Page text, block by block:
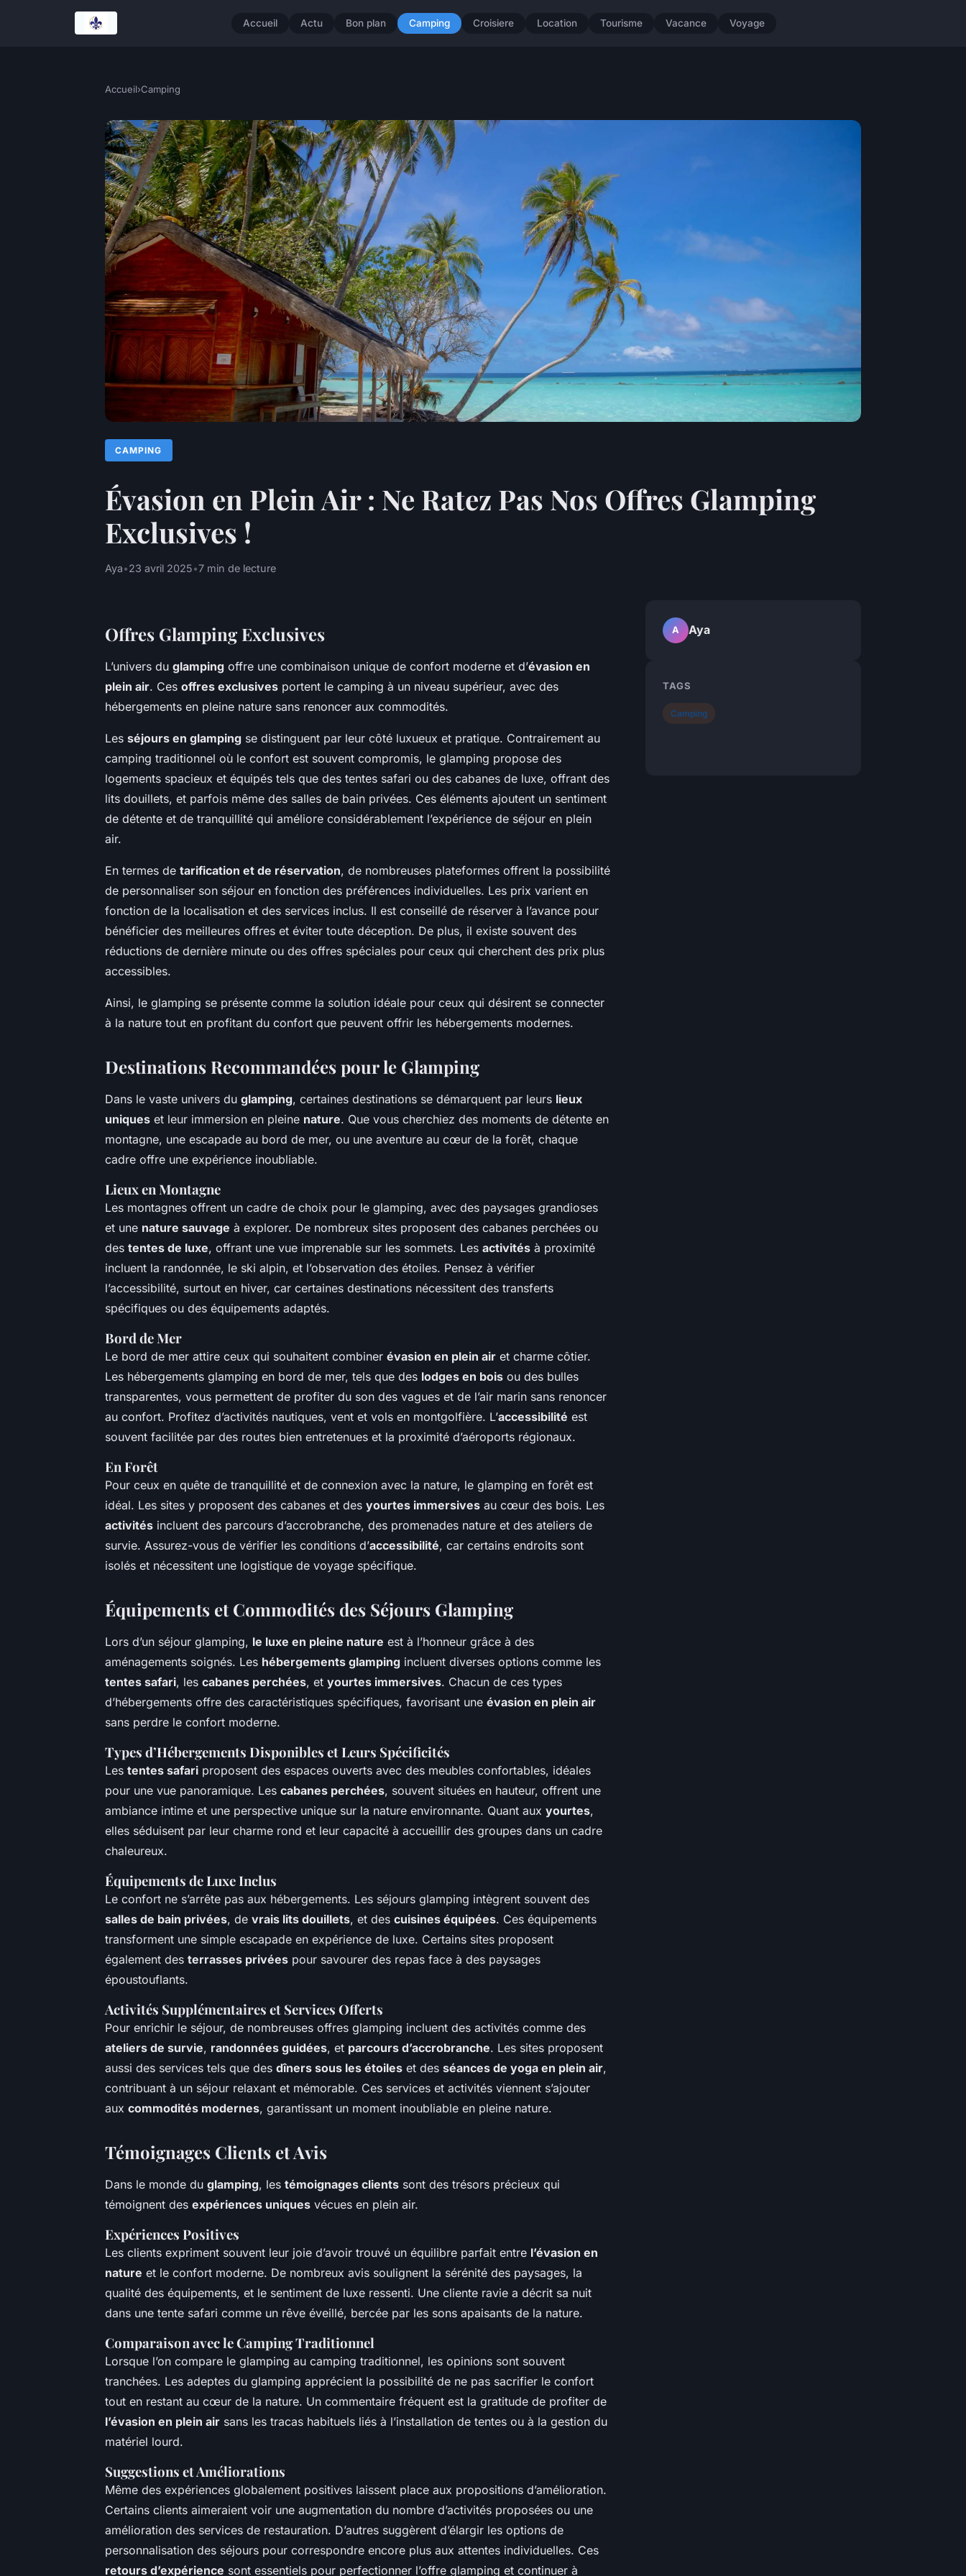
Accueil Actu Bon plan Camping Croisiere Location Tourisme Vacance Voyage
Accueil›Camping
CAMPING
Évasion en Plein Air : Ne Ratez Pas Nos Offres Glamping
Exclusives !
Aya•23 avril 2025•7 min de lecture
Offres Glamping Exclusives
L’univers du glamping offre une combinaison unique de confort moderne et d’évasion en
plein air. Ces offres exclusives portent le camping à un niveau supérieur, avec des
hébergements en pleine nature sans renoncer aux commodités.
Les séjours en glamping se distinguent par leur côté luxueux et pratique. Contrairement au
camping traditionnel où le confort est souvent compromis, le glamping propose des
logements spacieux et équipés tels que des tentes safari ou des cabanes de luxe, offrant des
lits douillets, et parfois même des salles de bain privées. Ces éléments ajoutent un sentiment
de détente et de tranquillité qui améliore considérablement l’expérience de séjour en plein
air.
En termes de tarification et de réservation, de nombreuses plateformes offrent la possibilité
de personnaliser son séjour en fonction des préférences individuelles. Les prix varient en
fonction de la localisation et des services inclus. Il est conseillé de réserver à l’avance pour
bénéficier des meilleures offres et éviter toute déception. De plus, il existe souvent des
réductions de dernière minute ou des offres spéciales pour ceux qui cherchent des prix plus
accessibles.
Ainsi, le glamping se présente comme la solution idéale pour ceux qui désirent se connecter
à la nature tout en profitant du confort que peuvent offrir les hébergements modernes.
Destinations Recommandées pour le Glamping
Dans le vaste univers du glamping, certaines destinations se démarquent par leurs lieux
uniques et leur immersion en pleine nature. Que vous cherchiez des moments de détente en
montagne, une escapade au bord de mer, ou une aventure au cœur de la forêt, chaque
cadre offre une expérience inoubliable.
Lieux en Montagne
Les montagnes offrent un cadre de choix pour le glamping, avec des paysages grandioses
et une nature sauvage à explorer. De nombreux sites proposent des cabanes perchées ou
des tentes de luxe, offrant une vue imprenable sur les sommets. Les activités à proximité
incluent la randonnée, le ski alpin, et l’observation des étoiles. Pensez à vérifier
l’accessibilité, surtout en hiver, car certaines destinations nécessitent des transferts
spécifiques ou des équipements adaptés.
Bord de Mer
Le bord de mer attire ceux qui souhaitent combiner évasion en plein air et charme côtier.
Les hébergements glamping en bord de mer, tels que des lodges en bois ou des bulles
transparentes, vous permettent de profiter du son des vagues et de l’air marin sans renoncer
au confort. Profitez d’activités nautiques, vent et vols en montgolfière. L’accessibilité est
souvent facilitée par des routes bien entretenues et la proximité d’aéroports régionaux.
En Forêt
Pour ceux en quête de tranquillité et de connexion avec la nature, le glamping en forêt est
idéal. Les sites y proposent des cabanes et des yourtes immersives au cœur des bois. Les
activités incluent des parcours d’accrobranche, des promenades nature et des ateliers de
survie. Assurez-vous de vérifier les conditions d’accessibilité, car certains endroits sont
isolés et nécessitent une logistique de voyage spécifique.
Équipements et Commodités des Séjours Glamping
Lors d’un séjour glamping, le luxe en pleine nature est à l’honneur grâce à des
aménagements soignés. Les hébergements glamping incluent diverses options comme les
tentes safari, les cabanes perchées, et yourtes immersives. Chacun de ces types
d’hébergements offre des caractéristiques spécifiques, favorisant une évasion en plein air
sans perdre le confort moderne.
Types d’Hébergements Disponibles et Leurs Spécificités
Les tentes safari proposent des espaces ouverts avec des meubles confortables, idéales
pour une vue panoramique. Les cabanes perchées, souvent situées en hauteur, offrent une
ambiance intime et une perspective unique sur la nature environnante. Quant aux yourtes,
elles séduisent par leur charme rond et leur capacité à accueillir des groupes dans un cadre
chaleureux.
Équipements de Luxe Inclus
Le confort ne s’arrête pas aux hébergements. Les séjours glamping intègrent souvent des
salles de bain privées, de vrais lits douillets, et des cuisines équipées. Ces équipements
transforment une simple escapade en expérience de luxe. Certains sites proposent
également des terrasses privées pour savourer des repas face à des paysages
époustouflants.
Activités Supplémentaires et Services Offerts
Pour enrichir le séjour, de nombreuses offres glamping incluent des activités comme des
ateliers de survie, randonnées guidées, et parcours d’accrobranche. Les sites proposent
aussi des services tels que des dîners sous les étoiles et des séances de yoga en plein air,
contribuant à un séjour relaxant et mémorable. Ces services et activités viennent s’ajouter
aux commodités modernes, garantissant un moment inoubliable en pleine nature.
Témoignages Clients et Avis
Dans le monde du glamping, les témoignages clients sont des trésors précieux qui
témoignent des expériences uniques vécues en plein air.
Expériences Positives
Les clients expriment souvent leur joie d’avoir trouvé un équilibre parfait entre l’évasion en
nature et le confort moderne. De nombreux avis soulignent la sérénité des paysages, la
qualité des équipements, et le sentiment de luxe ressenti. Une cliente ravie a décrit sa nuit
dans une tente safari comme un rêve éveillé, bercée par les sons apaisants de la nature.
Comparaison avec le Camping Traditionnel
Lorsque l’on compare le glamping au camping traditionnel, les opinions sont souvent
tranchées. Les adeptes du glamping apprécient la possibilité de ne pas sacrifier le confort
tout en restant au cœur de la nature. Un commentaire fréquent est la gratitude de profiter de
l’évasion en plein air sans les tracas habituels liés à l’installation de tentes ou à la gestion du
matériel lourd.
Suggestions et Améliorations
Même des expériences globalement positives laissent place aux propositions d’amélioration.
Certains clients aimeraient voir une augmentation du nombre d’activités proposées ou une
amélioration des services de restauration. D’autres suggèrent d’élargir les options de
personnalisation des séjours pour correspondre encore plus aux attentes individuelles. Ces
retours d’expérience sont essentiels pour perfectionner l’offre glamping et continuer à
A Aya
TAGS
Camping